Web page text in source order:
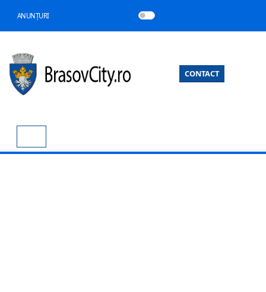
ANUNȚURI
CONTACT